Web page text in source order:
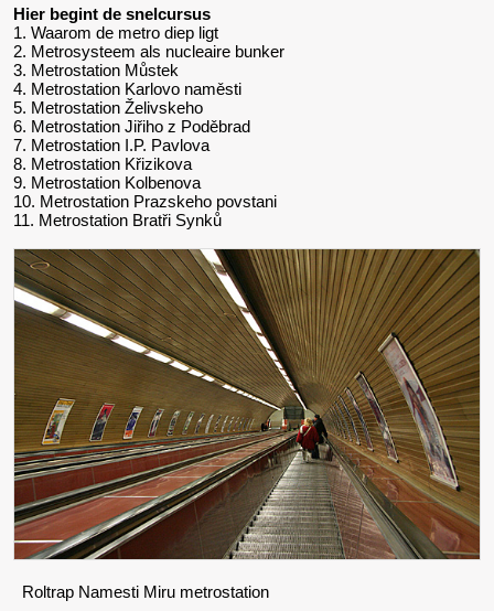
Hier begint de snelcursus
1. Waarom de metro diep ligt
2. Metrosysteem als nucleaire bunker
3. Metrostation Můstek
4. Metrostation Karlovo naměsti
5. Metrostation Želivskeho
6. Metrostation Jiřiho z Poděbrad
7. Metrostation I.P. Pavlova
8. Metrostation Křizikova
9. Metrostation Kolbenova
10. Metrostation Prazskeho povstani
11. Metrostation Bratři Synků
Roltrap Namesti Miru metrostation